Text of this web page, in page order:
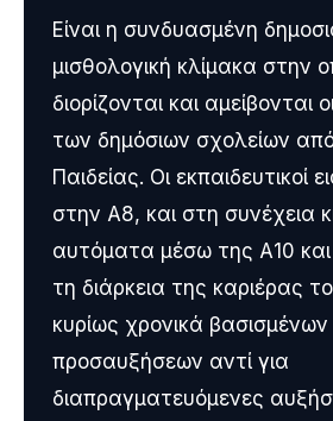
Είναι η συνδυασμένη
μισθολογική κλίμακα στην
διορίζονται και αμείβονται
των δημόσιων σχολείων
Παιδείας. Οι εκπαιδευτικοί
στην Α8, και στη συνέχεια
αυτόματα μέσω της Α10
τη διάρκεια της καριέρας
κυρίως χρονικά βασισμένων
προσαυξήσεων αντί για
διαπραγματευόμενες